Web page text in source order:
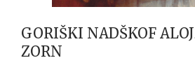
GORIŠKI NADŠKOF
ZORN